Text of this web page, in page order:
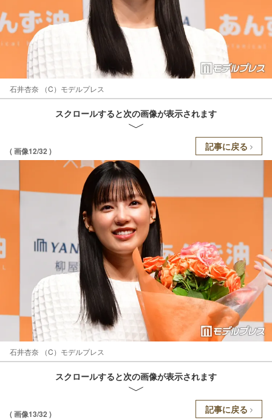
石井杏奈 （C）モデルプレス
スクロールすると次の画像が表示されます
( 画像12/32 ) 記事に戻る
石井杏奈 （C）モデルプレス
スクロールすると次の画像が表示されます
( 画像13/32 ) 記事に戻る